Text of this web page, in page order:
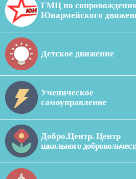
ГМЦ по
Юнармейского
Детское движение
Ученическое
самоуправление
Добро.Центр. Центр
школьного